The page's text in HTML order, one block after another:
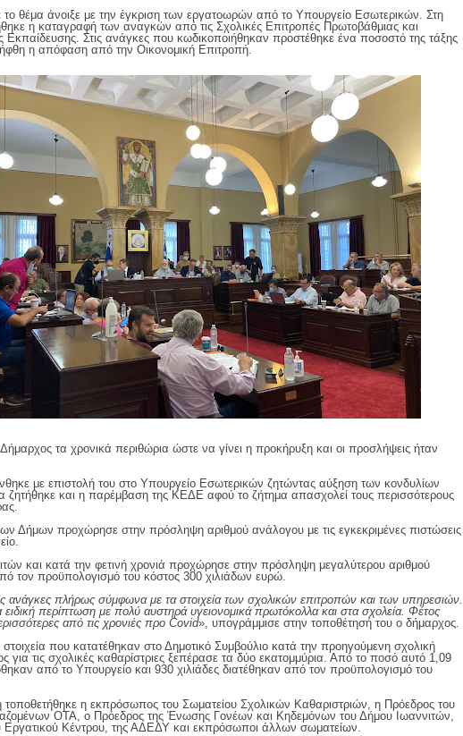
το θέμα άνοιξε με την έγκριση των εργατοωρών από το Υπουργείο Εσωτερικών. Στη
η καταγραφή των αναγκών από τις Σχολικές Επιτροπές Πρωτοβάθμιας και
Εκπαίδευσης. Στις ανάγκες που κωδικοποιήθηκαν προστέθηκε ένα ποσοστό της τάξης
η απόφαση από την Οικονομική Επιτροπή.
τα χρονικά περιθώρια ώστε να γίνει η προκήρυξη και οι προσλήψεις ήταν
με επιστολή του στο Υπουργείο Εσωτερικών ζητώντας αύξηση των κονδυλίων
και η παρέμβαση της ΚΕΔΕ αφού το ζήτημα απασχολεί τους περισσότερους
Δήμων προχώρησε στην πρόσληψη αριθμού ανάλογου με τις εγκεκριμένες πιστώσεις
και κατά την φετινή χρονιά προχώρησε στην πρόσληψη μεγαλύτερου αριθμού
τον προϋπολογισμό του κόστος 300 χιλιάδων ευρώ.
ανάγκες πλήρως σύμφωνα με τα στοιχεία των σχολικών επιτροπών και των υπηρεσιών.
ειδική περίπτωση με πολύ αυστηρά υγειονομικά πρωτόκολλα και στα σχολεία. Φέτος
από τις χρονιές προ Covid», υπογράμμισε στην τοποθέτησή του ο δήμαρχος.
που κατατέθηκαν στο Δημοτικό Συμβούλιο κατά την προηγούμενη σχολική
για τις σχολικές καθαρίστριες ξεπέρασε τα δύο εκατομμύρια. Από το ποσό αυτό 1,09
από το Υπουργείο και 930 χιλιάδες διατέθηκαν από τον προϋπολογισμό του
τοποθετήθηκε η εκπρόσωπος του Σωματείου Σχολικών Καθαριστριών, η Πρόεδρος του
ΟΤΑ, ο Πρόεδρος της Ένωσης Γονέων και Κηδεμόνων του Δήμου Ιωαννιτών,
Εργατικού Κέντρου, της ΑΔΕΔΥ και εκπρόσωποι άλλων σωματείων.